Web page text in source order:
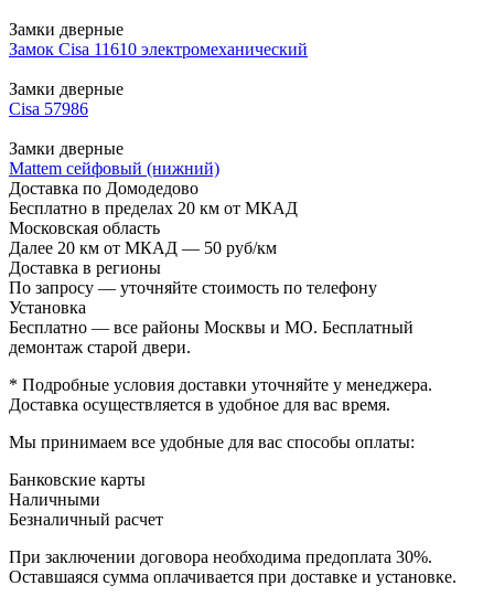
Замки дверные
Замок Cisa 11610 электромеханический
Замки дверные
Cisa 57986
Замки дверные
Mattem сейфовый (нижний)
Доставка по Домодедово
Бесплатно в пределах 20 км от МКАД
Московская область
Далее 20 км от МКАД — 50 руб/км
Доставка в регионы
По запросу — уточняйте стоимость по телефону
Установка
Бесплатно — все районы Москвы и МО. Бесплатный
демонтаж старой двери.
* Подробные условия доставки уточняйте у менеджера.
Доставка осуществляется в удобное для вас время.
Мы принимаем все удобные для вас способы оплаты:
Банковские карты
Наличными
Безналичный расчет
При заключении договора необходима предоплата 30%.
Оставшаяся сумма оплачивается при доставке и установке.